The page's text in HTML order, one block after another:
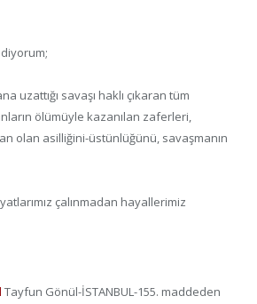
uzattığı savaşı haklı çıkaran tüm
ölümüyle kazanılan zaferleri,
olan asilliğini-üstünlüğünü, savaşmanın
çalınmadan hayallerimiz
Tayfun Gönül-İSTANBUL-155. maddeden